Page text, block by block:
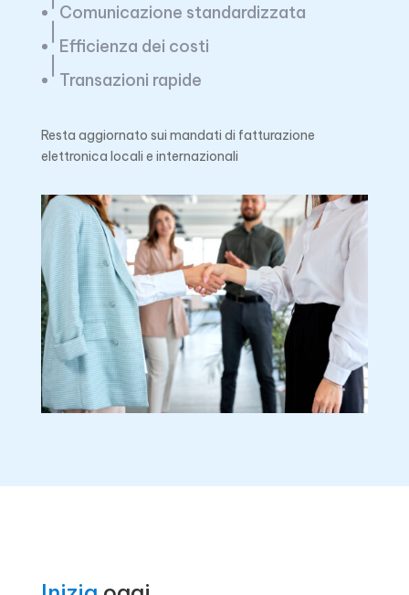
Comunicazione standardizzata
Efficienza dei costi
Transazioni rapide
Resta aggiornato sui mandati di fatturazione
elettronica locali e internazionali